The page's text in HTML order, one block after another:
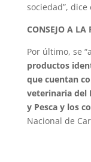
sociedad”,
CONSEJO A LA
Por último, se
productos
que cuentan
veterinaria del
y Pesca y los
Nacional de